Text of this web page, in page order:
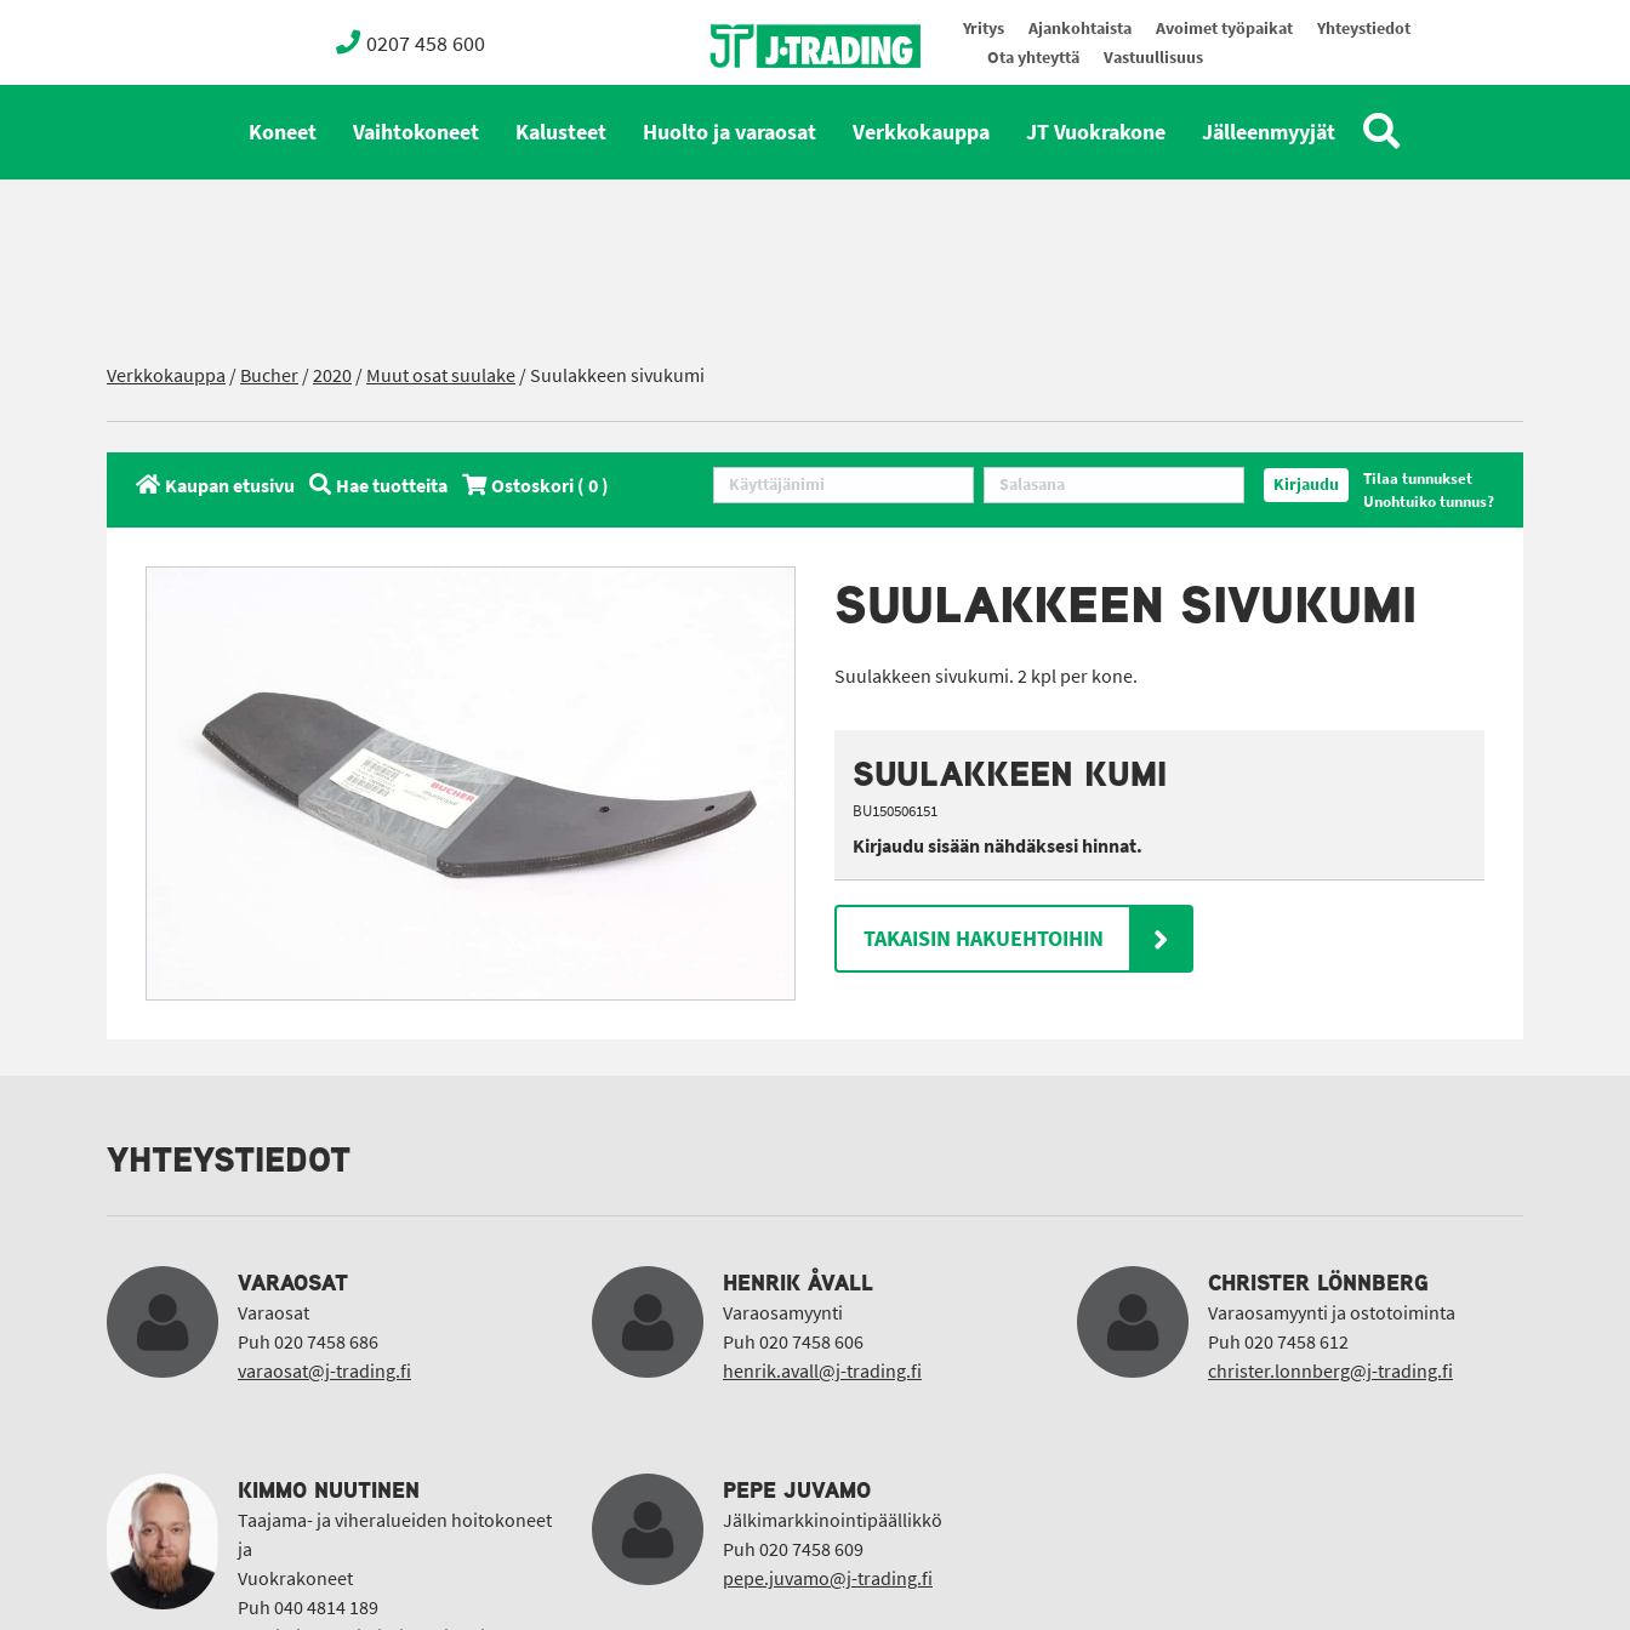
0207 458 600 Yritys Ajankohtaista Avoimet työpaikat
Yhteystiedot
Ota yhteyttä
Vastuullisuus
Koneet Vaihtokoneet Kalusteet Huolto ja varaosat Verkkokauppa JT Vuokrakone Jälleenmyyjät
Verkkokauppa /Bucher/2020/Muut osat suulake/ Suulakkeen sivukumi
Kaupan etusivu Hae tuotteita Ostoskori (0) Kirjaudu
Tilaa tunnukset
Unohtuiko tunnus?
SUULAKKEEN SIVUKUMI
Suulakkeen sivukumi. 2 kpl per kone.
SUULAKKEEN KUMI
BU150506151
Kirjaudu sisään nähdäksesi hinnat.
TAKAISIN HAKUEHTOIHIN
YHTEYSTIEDOT
VARAOSAT
Varaosat
Puh 020 7458 686
varaosat@j-trading.fi
HENRIK ÅVALL
Varaosamyynti
Puh 020 7458 606
henrik.avall@j-trading.fi
CHRISTER LÖNNBERG
Varaosamyynti ja ostotoiminta
Puh 020 7458 612
christer.lonnberg@j-trading.fi
KIMMO NUUTINEN
Taajama- ja viheralueiden hoitokoneet
ja
Vuokrakoneet
Puh 040 4814 189
PEPE JUVAMO
Jälkimarkkinointipäällikkö
Puh 020 7458 609
pepe.juvamo@j-trading.fi